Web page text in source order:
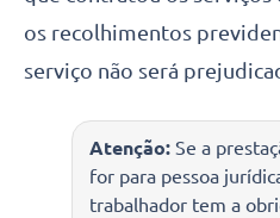
os recolhimentos
serviço não será
Atenção: Se a
for para pessoa
trabalhador tem a